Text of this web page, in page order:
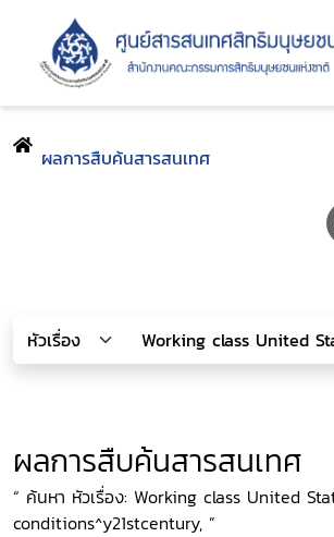
ผลการสืบค้นสารสนเทศ
ผลการสืบค้นสารสนเทศ
“ ค้นหา หัวเรื่อง: Working class United
conditions^y21stcentury, ”